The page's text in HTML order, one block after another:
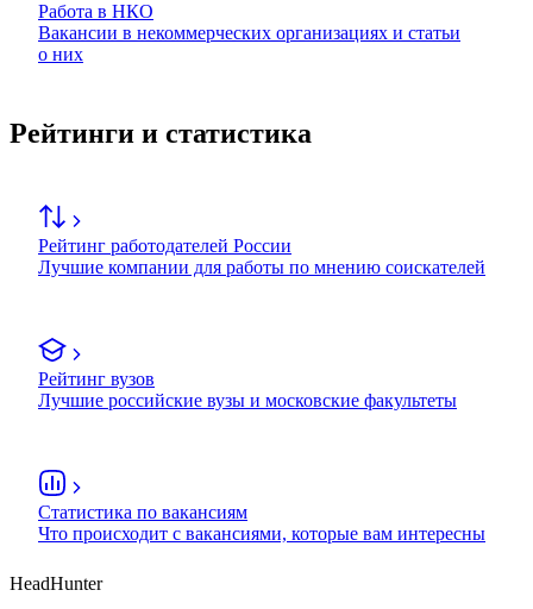
Работа в НКО
Вакансии в некоммерческих организациях и статьи
о них
Рейтинги и статистика
Рейтинг работодателей России
Лучшие компании для работы по мнению соискателей
Рейтинг вузов
Лучшие российские вузы и московские факультеты
Статистика по вакансиям
Что происходит с вакансиями, которые вам интересны
HeadHunter